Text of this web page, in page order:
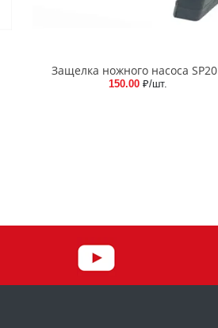
Защелка ножного насоса SP20
150.00 ₽/шт.